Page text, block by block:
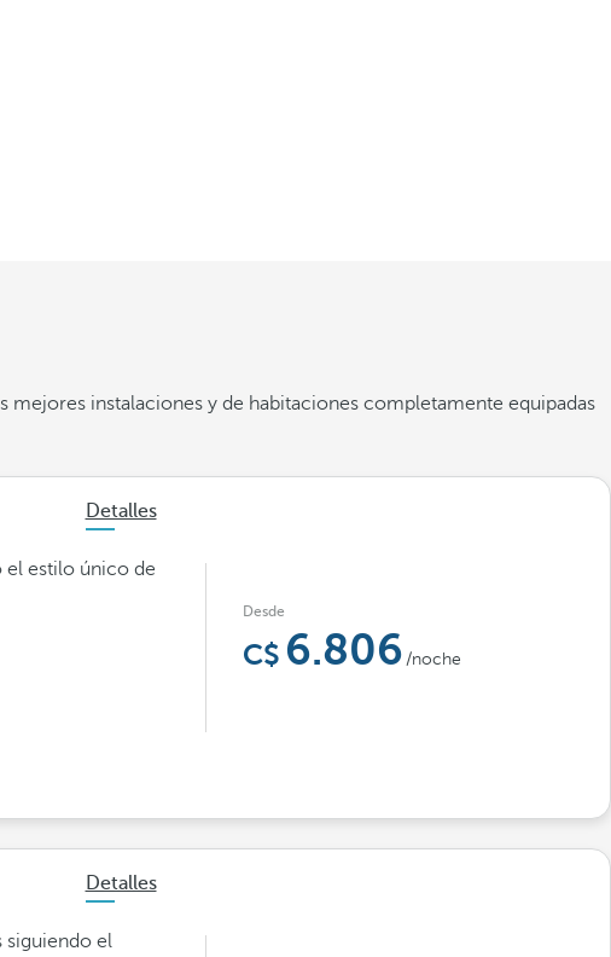
mejores instalaciones y de habitaciones completamente equipadas
Detalles
el estilo único de
Desde
6.806 /noche
Detalles
siguiendo el